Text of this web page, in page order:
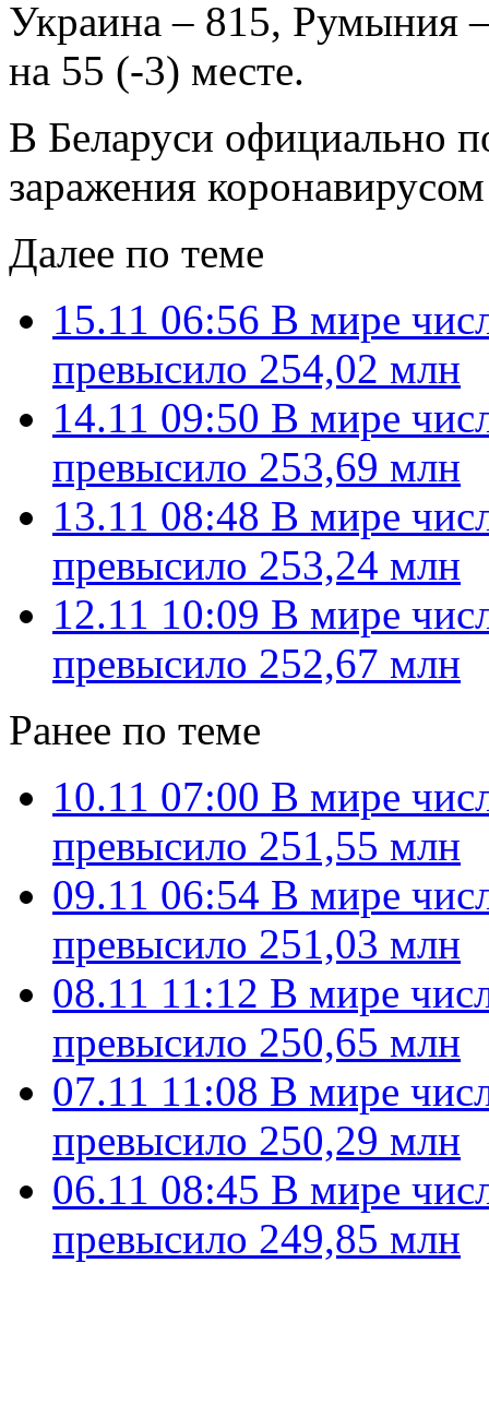
Украина – 815, Румыния
на 55 (-3) месте.
В Беларуси официально
заражения
Далее по теме
15.11 06:56 В мире
превысило 254,02 млн
14.11 09:50 В мире
превысило 253,69 млн
13.11 08:48 В мире
превысило 253,24 млн
12.11 10:09 В мире
превысило 252,67 млн
Ранее по теме
10.11 07:00 В мире
превысило 251,55 млн
09.11 06:54 В мире
превысило 251,03 млн
08.11 11:12 В мире
превысило 250,65 млн
07.11 11:08 В мире
превысило 250,29 млн
06.11 08:45 В мире
превысило 249,85 млн